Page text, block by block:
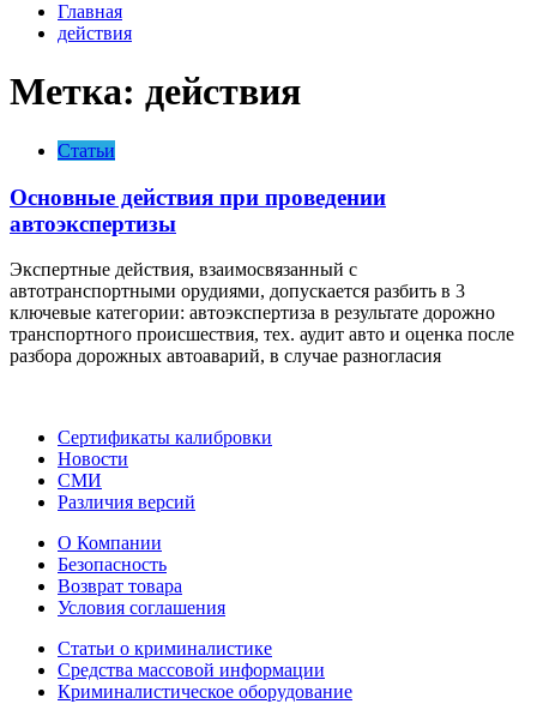
Главная
действия
Метка: действия
Статьи
Основные действия при проведении
автоэкспертизы
Экспертные действия, взаимосвязанный с
автотранспортными орудиями, допускается разбить в 3
ключевые категории: автоэкспертиза в результате дорожно
транспортного происшествия, тех. аудит авто и оценка после
разбора дорожных автоаварий, в случае разногласия
Сертификаты калибровки
Новости
СМИ
Различия версий
О Компании
Безопасность
Возврат товара
Условия соглашения
Статьи о криминалистике
Средства массовой информации
Криминалистическое оборудование